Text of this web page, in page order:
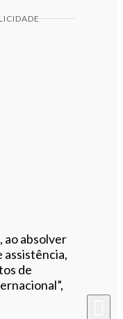
ao absolver
assistência,
de